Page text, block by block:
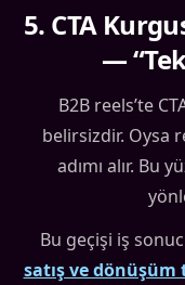
5. CTA
—
B2B reels’te
belirsizdir. Oysa
adımı alır. Bu
Bu geçişi iş
satış ve